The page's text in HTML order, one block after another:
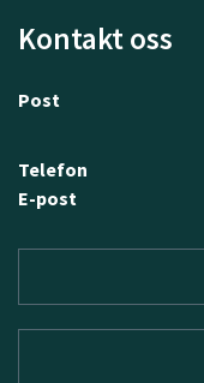
Kontakt oss
Post
Telefon
E-post